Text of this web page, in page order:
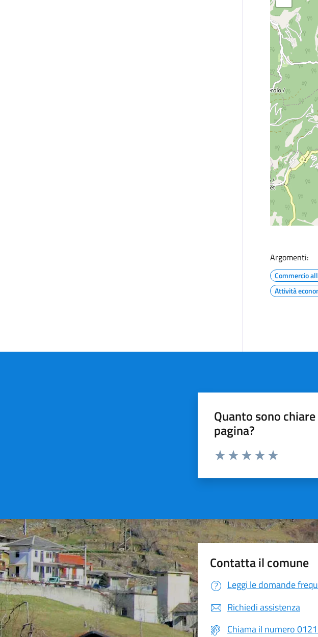
Argomenti:
Commercio
Attività
Quanto sono
pagina?
Valuta da 1 a 5 stelle la pagina
Contatta il comune
Leggi le domande
Richiedi assistenza
Chiama il numero